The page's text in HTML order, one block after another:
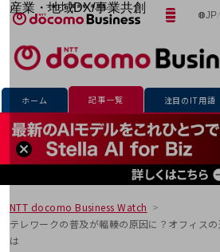
産業・地域DX/事業共創
OPEN HUB for Plural Futures
自律・分散・協調型社会の実現を目指し、
「社会可能性」を探究・実装する事業共創エコ
OPEN HUB for Plural Futuresとは
イベント/ウェビナー
記事コンテンツ
プレイヤー(カタリスト/パートナー企業)
事例
Smart World
産業・地域DXプラットフォーマーとして
企業と地域が持続成長する社会を目指します
Smart City
Smart Education
Smart Healthcare
JP
サイト内検索
開く
メニュー
開く
フリーワードを入力して探す
フリーワードでNTTドコモビジネスの
ホーム 記事一覧 注目のIT用語
NTT docomo Business Watch
テレワークの普及が輻輳の原因に？オフィス
は